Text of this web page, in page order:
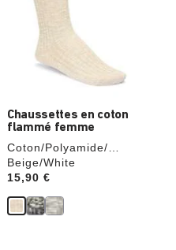
Chaussettes en coton
flammé femme
Coton/Polyamide/
Élasthanne
Beige/White
Price:
15,90 €
couleurs
modifiera
l’image